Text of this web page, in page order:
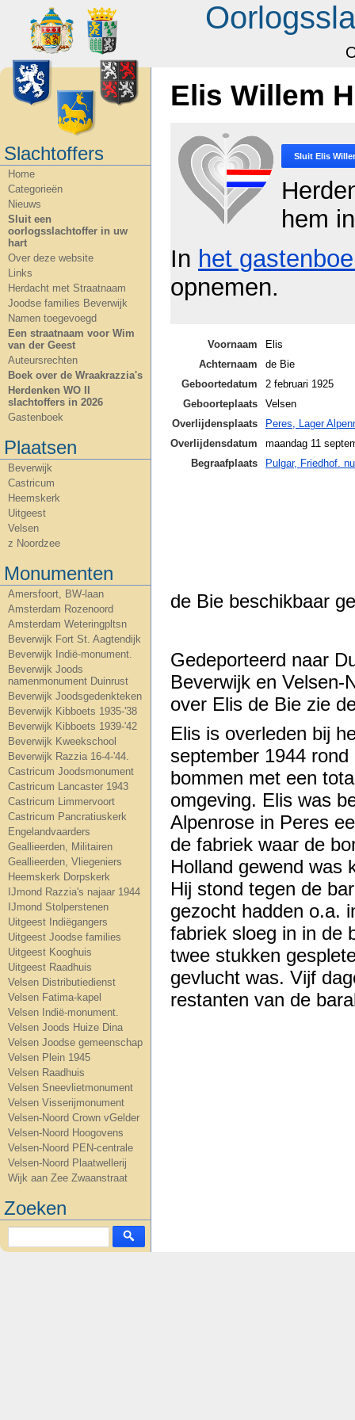
Slachtoffers
Home
Categorieën
Nieuws
Sluit een
oorlogsslachtoffer in uw
hart
Over deze website
Links
Herdacht met Straatnaam
Joodse families Beverwijk
Namen toegevoegd
Een straatnaam voor Wim
van der Geest
Auteursrechten
Boek over de Wraakrazzia's
Herdenken WO II
slachtoffers in 2026
Gastenboek
Plaatsen
Beverwijk
Castricum
Heemskerk
Uitgeest
Velsen
z Noordzee
Monumenten
Amersfoort, BW-laan
Amsterdam Rozenoord
Amsterdam Weteringpltsn
Beverwijk Fort St. Aagtendijk
Beverwijk Indië-monument.
Beverwijk Joods
namenmonument Duinrust
Beverwijk Joodsgedenkteken
Beverwijk Kibboets 1935-'38
Beverwijk Kibboets 1939-'42
Beverwijk Kweekschool
Beverwijk Razzia 16-4-'44.
Castricum Joodsmonument
Castricum Lancaster 1943
Castricum Limmervoort
Castricum Pancratiuskerk
Engelandvaarders
Geallieerden, Militairen
Geallieerden, Vliegeniers
Heemskerk Dorpskerk
IJmond Razzia's najaar 1944
IJmond Stolperstenen
Uitgeest Indiëgangers
Uitgeest Joodse families
Uitgeest Kooghuis
Uitgeest Raadhuis
Velsen Distributiedienst
Velsen Fatima-kapel
Velsen Indië-monument.
Velsen Joods Huize Dina
Velsen Joodse gemeenschap
Velsen Plein 1945
Velsen Raadhuis
Velsen Sneevlietmonument
Velsen Visserijmonument
Velsen-Noord Crown vGelder
Velsen-Noord Hoogovens
Velsen-Noord PEN-centrale
Velsen-Noord Plaatwellerij
Wijk aan Zee Zwaanstraat
Zoeken
Elis Willem
Sluit Elis
hem
In het
opnemen.
Voornaam
Elis
Achternaam
de Bie
Geboortedatum
2 februari 1925
Geboorteplaats
Velsen
Overlijdensplaats
Peres, Lager
Overlijdensdatum
maandag 11
Begraafplaats
Pulgar, Friedhof.
de Bie beschikbaar
Gedeporteerd naar
Beverwijk en Velsen-
over Elis de Bie zie
Elis is overleden bij
september 1944
bommen met een
omgeving. Elis was
Alpenrose in Peres
de fabriek waar de
Holland gewend was
Hij stond tegen de
gezocht hadden o.a.
fabriek sloeg in in de
twee stukken
gevlucht was. Vijf
restanten van de